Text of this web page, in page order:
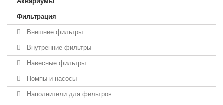
Фильтрация
Внешние фильтры
Внутренние фильтры
Навесные фильтры
Помпы и насосы
Наполнители для фильтров